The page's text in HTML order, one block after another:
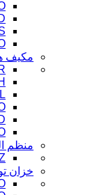
مكيف
منظم
خزان